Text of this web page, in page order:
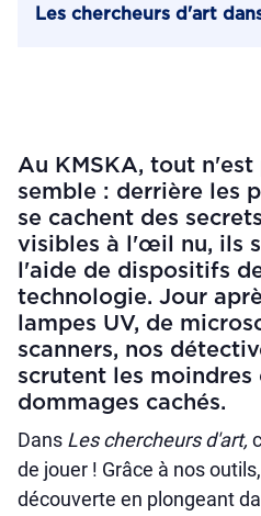
Les chercheurs d'art
Au KMSKA, tout n'est
semble : derrière les
se cachent des
visibles à l'œil nu, ils
l'aide de dispositifs
technologie. Jour
lampes UV, de
scanners, nos
scrutent les moindres
dommages cachés.
Dans Les chercheurs d'art,
de jouer ! Grâce à nos
découverte en plongeant